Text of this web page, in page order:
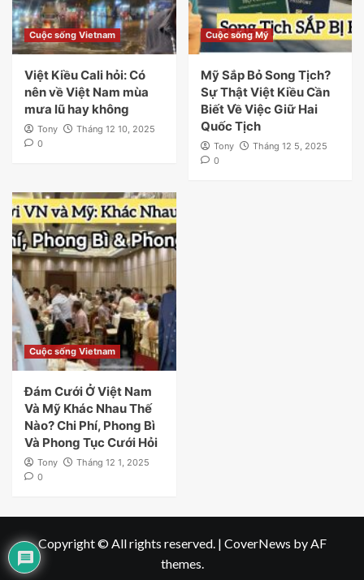
Cuộc sống Vietnam
Việt Kiều Cali hỏi: Có
nên về Việt Nam mùa
mưa lũ hay không
Tony
Tháng 12 10, 2025
0
Cuộc sống Mỹ
Mỹ Sắp Bỏ Song Tịch?
Sự Thật Việt Kiều Cần
Biết Về Việc Giữ Hai
Quốc Tịch
Tony
Tháng 12 5, 2025
0
Cuộc sống Vietnam
Đám Cưới Ở Việt Nam
Và Mỹ Khác Nhau Thế
Nào? Chi Phí, Phong Bì
Và Phong Tục Cưới Hỏi
Tony
Tháng 12 1, 2025
0
Copyright © All rights reserved. | CoverNews by AF
themes.